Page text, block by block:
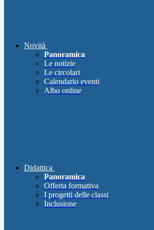
Novità
Panoramica
Le notizie
Le circolari
Calendario eventi
Albo online
Didattica
Panoramica
Offerta formativa
I progetti delle classi
Inclusione